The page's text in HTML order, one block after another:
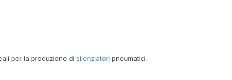
per la produzione di silenziatori pneumatici.